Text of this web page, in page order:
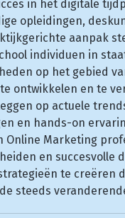
in het digitale
opleidingen,
aanpak
individuen in
op het gebied
ontwikkelen en te
op actuele
en hands-on
Online Marketing
en succesvolle
te creëren
steeds